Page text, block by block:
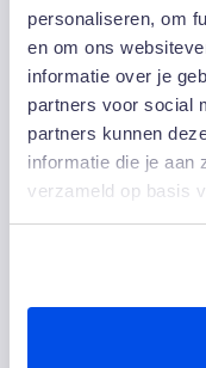
personaliseren, om
en om ons
informatie over je
partners voor social
partners kunnen
informatie die je aan
verzameld op basis
wensen en
aankomt.
kwestie van ‘taken
gebouw wordt
nodig is en
vraag. Zo vindt
zien dat er wordt
ochtend of avond
proactieve en